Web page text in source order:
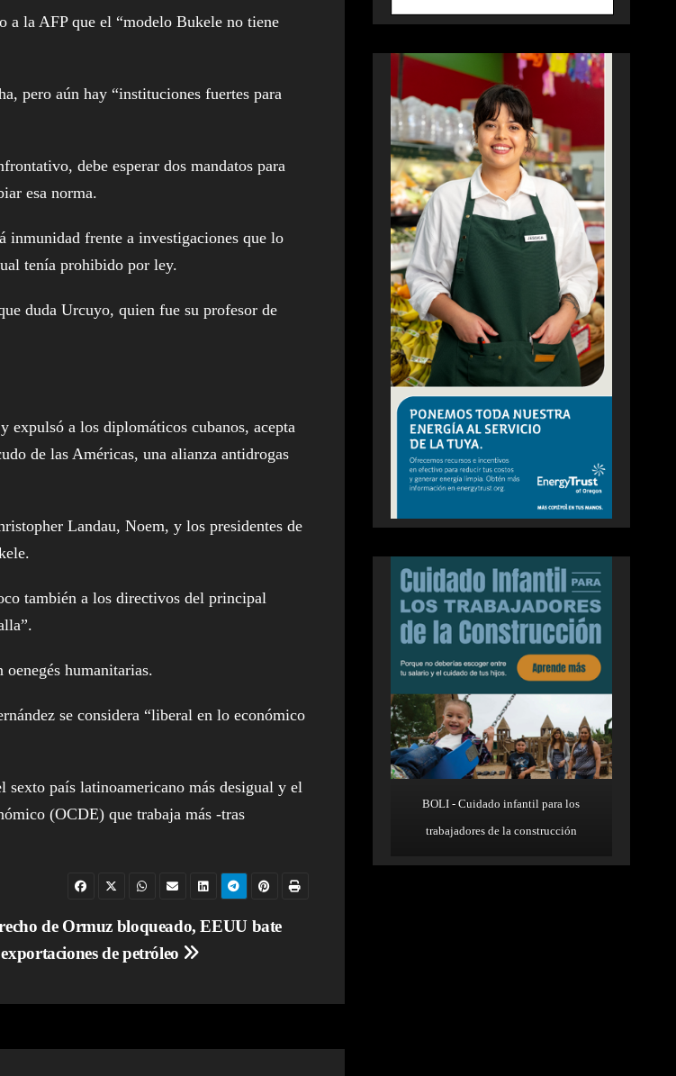
la AFP que el “modelo Bukele no tiene
pero aún hay “instituciones fuertes para
debe esperar dos mandatos para
esa norma.
inmunidad frente a investigaciones que lo
tenía prohibido por ley.
duda Urcuyo, quien fue su profesor de
expulsó a los diplomáticos cubanos, acepta
de las Américas, una alianza antidrogas
Landau, Noem, y los presidentes de
también a los directivos del principal
humanitarias.
se considera “liberal en lo económico
sexto país latinoamericano más desigual y el
(OCDE) que trabaja más -tras
de Ormuz bloqueado, EEUU bate
de petróleo
BOLI - Cuidado infantil para los
trabajadores de la construcción